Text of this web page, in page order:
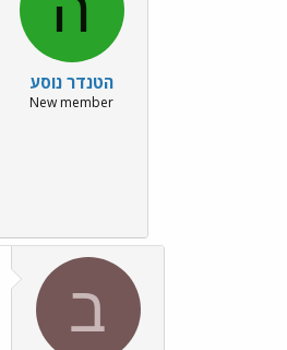
הטנדר נוסע
New member
ב